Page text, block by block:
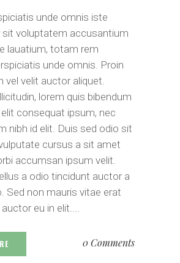
unde omnis iste
sit voluptatem accusantium
lauatium, totam rem
unde omnis. Proin
vel velit auctor aliquet.
lorem quis bibendum
consequat ipsum, nec
nibh id elit. Duis sed odio sit
cursus a sit amet
accumsan ipsum velit.
a odio tincidunt auctor a
Sed non mauris vitae erat
eu in elit....
0 Comments